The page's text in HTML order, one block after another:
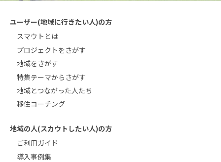
ユーザー(地域に行きたい人)の方
スマウトとは
プロジェクトをさがす
地域をさがす
特集テーマからさがす
地域とつながった人たち
移住コーチング
地域の人(スカウトしたい人)の方
ご利用ガイド
導入事例集